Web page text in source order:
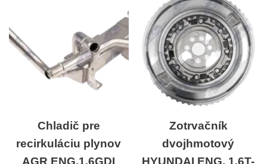
Chladič pre
recirkuláciu plynov
Zotrvačník
dvojhmotový